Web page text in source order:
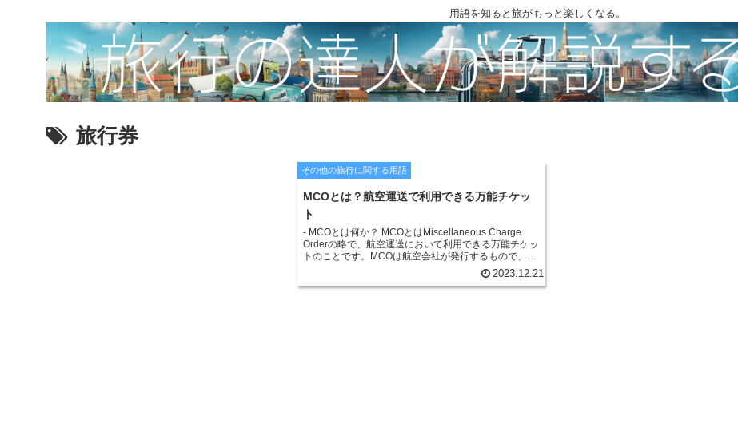
用語を知ると旅がもっと楽しくなる。
旅行券
その他の旅行に関する用語
MCOとは？航空運送で利用できる万能チケッ
ト
- MCOとは何か？ MCOとはMiscellaneous Charge
Orderの略で、航空運送において利用できる万能チケッ
トのことです。MCOは航空会社が発行するもので、航
空運賃、空港使用料、燃油サーチャージなどを含めた
諸費用を前払いして購入することができます。 MCO
は、航空券を購入するよりも柔軟性が高く、変更や払
2023.12.21